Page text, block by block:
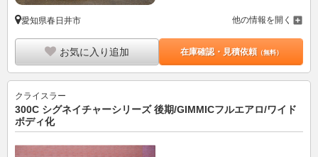
愛知県春日井市 他の情報を開く
お気に入り追加 在庫確認・見積依頼（無料）
クライスラー
300C シグネイチャーシリーズ 後期/GIMMICフルエアロ/ワイド
ボディ化